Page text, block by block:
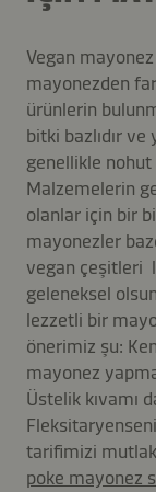
Vegan
mayonezden
ürünlerin
bitki bazlıdır
genellikle nohut
Malzemelerin
olanlar için bir
mayonezler
vegan çeşitleri
geleneksel
lezzetli bir
önerimiz şu:
mayonez
Üstelik kıvamı
tarifimizi
poke mayonez